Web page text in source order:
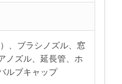
、ブラシノズル、窓
ノズル、延長管、ホ
ルブキャップ